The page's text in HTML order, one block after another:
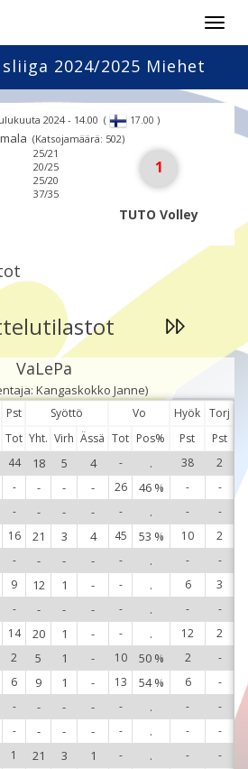
2024/2025 Miehet
2024 - 14.00 ( 17.00 )
(Katsojamäärä: 502)
25/21
20/25
25/20
37/35
1
TUTO Volley
VaLePa
Kangaskokko Janne)
Pst Syöttö Vo Hyök Torj
Tot Yht. Virh Ässä Tot Pos% Pst Pst
44 18 5 4 - . 38 2
- - - - 26 46 % - -
- - - - - . - -
16 21 3 4 45 53 % 10 2
- - - - - . - -
9 12 1 - - . 6 3
- - - - - . - -
14 20 1 - - . 12 2
2 5 1 - 10 50 % 2 -
6 9 1 - 13 54 % 6 -
- - - - - . - -
- - - - - . - -
1 21 3 1 - . -
-
14
16